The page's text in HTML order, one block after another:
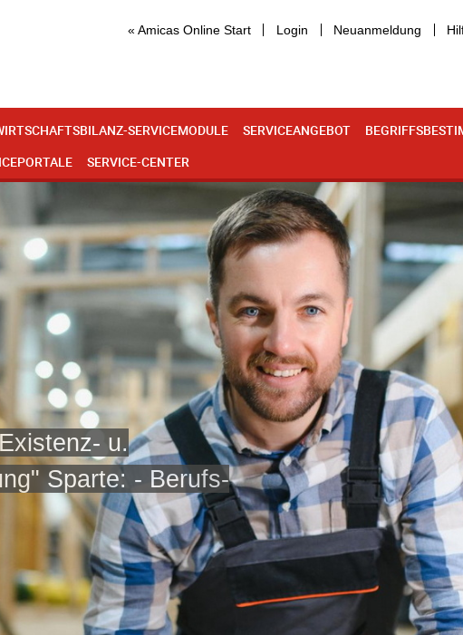
« Amicas Online Start Login Neuanmeldung
SERVICEMODULE SERVICEANGEBOT
SERVICE-CENTER
u.
Sparte: - Berufs-